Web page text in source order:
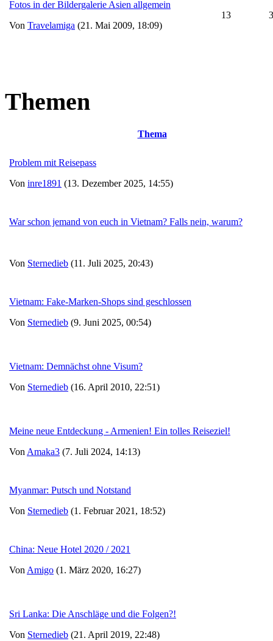
Fotos in der Bildergalerie Asien allgemein
Von Travelamiga (21. Mai 2009, 18:09)
13
Themen
Thema
Problem mit Reisepass
Von inre1891 (13. Dezember 2025, 14:55)
War schon jemand von euch in Vietnam? Falls nein, warum?
Von Sternedieb (11. Juli 2025, 20:43)
Vietnam: Fake-Marken-Shops sind geschlossen
Von Sternedieb (9. Juni 2025, 00:54)
Vietnam: Demnächst ohne Visum?
Von Sternedieb (16. April 2010, 22:51)
Meine neue Entdeckung - Armenien! Ein tolles Reiseziel!
Von Amaka3 (7. Juli 2024, 14:13)
Myanmar: Putsch und Notstand
Von Sternedieb (1. Februar 2021, 18:52)
China: Neue Hotel 2020 / 2021
Von Amigo (1. März 2020, 16:27)
Sri Lanka: Die Anschläge und die Folgen?!
Von Sternedieb (21. April 2019, 22:48)